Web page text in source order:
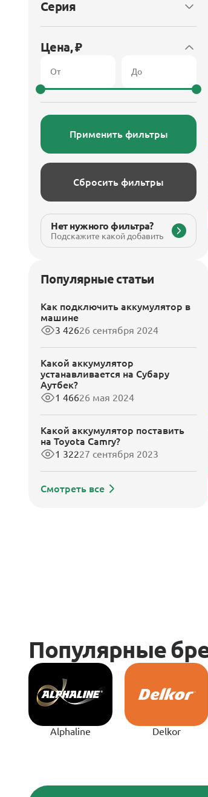
Серия
Цена, ₽
Применить фильтры
Сбросить фильтры
Нет нужного фильтра?
Подскажите какой добавить
Популярные статьи
Как подключить аккумулятор в
машине
3 42626 сентября 2024
Какой аккумулятор
устанавливается на Субару
Аутбек?
1 46626 мая 2024
Какой аккумулятор поставить
на Toyota Camry?
1 32227 сентября 2023
Смотреть все
Alphaline Delkor